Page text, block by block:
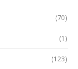
(70)
(1)
(123)